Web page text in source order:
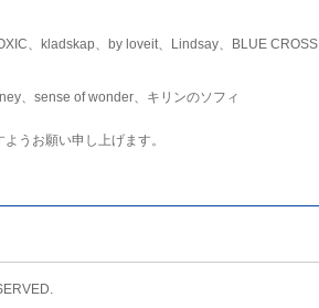
、kladskap、by loveit、Lindsay、BLUE CROSS
、sense of wonder、キリンのソフィ
うお願い申し上げます。